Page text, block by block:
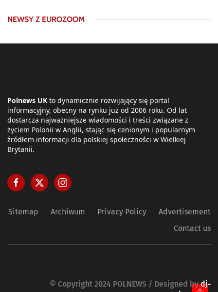
NEWSY Z EUROZOOM
Polnews UK to dynamicznie rozwijający się portal
informacyjny, obecny na rynku już od 2006 roku. Od lat
dostarcza najważniejsze wiadomości i treści związane z
życiem Polonii w Anglii, stając się cenionym i popularnym
źródłem informacji dla polskiej społeczności w Wielkiej
Brytanii.
Sitemap Archiwum Privacy Policy
Advertisement
Contact us
© Copyright 2024 POLNEWS / Designed bydj-